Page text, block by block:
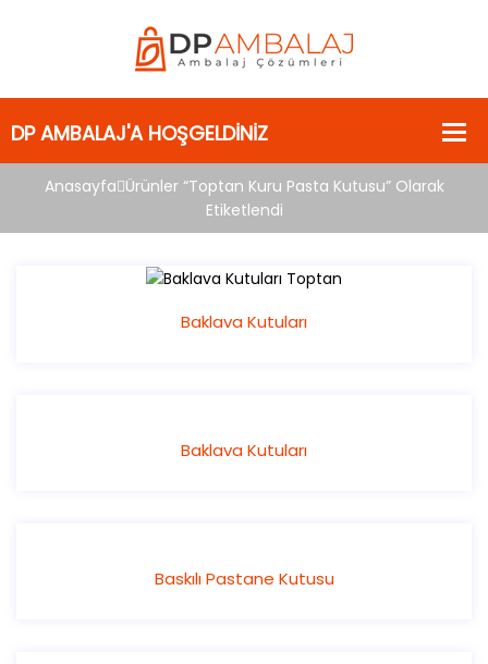
Anasayfa Ürünler “Toptan Kuru Pasta Kutusu” Olarak
Etiketlendi
Baklava Kutuları
Baklava Kutuları
Baskılı Pastane Kutusu